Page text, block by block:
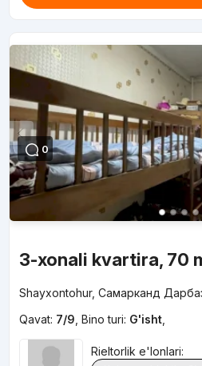
0
3-xonali kvartira, 70
Shayxontohur, Самарканд
Qavat: 7/9 Bino turi: G'isht,
Rieltorlik e'lonlari: